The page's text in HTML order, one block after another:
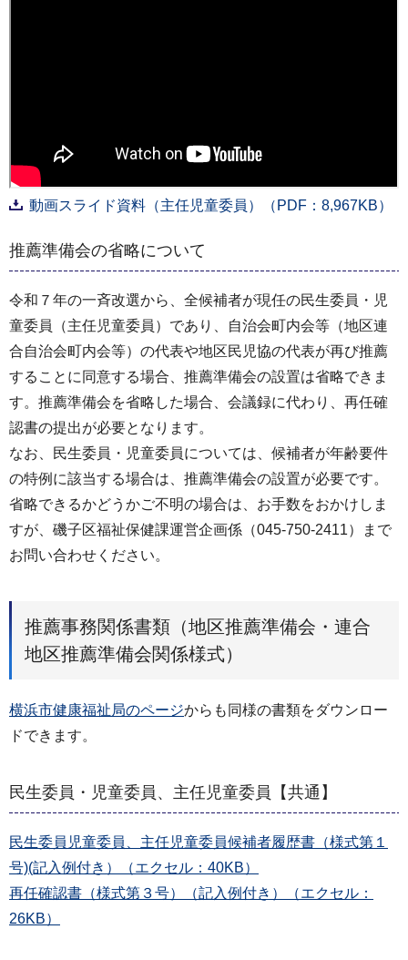
動画スライド資料（主任児童委員）（PDF：8,967KB）
推薦準備会の省略について
令和７年の一斉改選から、全候補者が現任の民生委員・児
童委員（主任児童委員）であり、自治会町内会等（地区連
合自治会町内会等）の代表や地区民児協の代表が再び推薦
することに同意する場合、推薦準備会の設置は省略できま
す。推薦準備会を省略した場合、会議録に代わり、再任確
認書の提出が必要となります。
なお、民生委員・児童委員については、候補者が年齢要件
の特例に該当する場合は、推薦準備会の設置が必要です。
省略できるかどうかご不明の場合は、お手数をおかけしま
すが、磯子区福祉保健課運営企画係（045-750-2411）まで
お問い合わせください。
推薦事務関係書類（地区推薦準備会・連合
地区推薦準備会関係様式）
横浜市健康福祉局のページからも同様の書類をダウンロー
ドできます。
民生委員・児童委員、主任児童委員【共通】
民生委員児童委員、主任児童委員候補者履歴書（様式第１
号)(記入例付き）（エクセル：40KB）
再任確認書（様式第３号）（記入例付き）（エクセル：
26KB）